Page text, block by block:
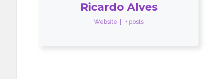
Ricardo Alves
Website + posts